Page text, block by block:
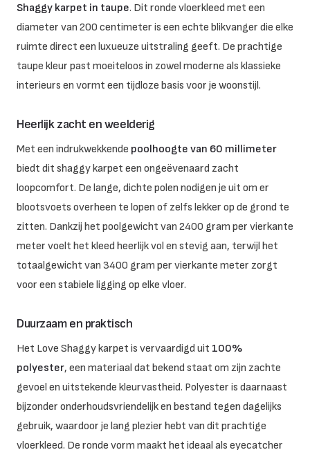
Shaggy karpet in taupe. Dit ronde vloerkleed met een
diameter van 200 centimeter is een echte blikvanger die elke
ruimte direct een luxueuze uitstraling geeft. De prachtige
taupe kleur past moeiteloos in zowel moderne als klassieke
interieurs en vormt een tijdloze basis voor je woonstijl.
Heerlijk zacht en weelderig
Met een indrukwekkende poolhoogte van 60 millimeter
biedt dit shaggy karpet een ongeëvenaard zacht
loopcomfort. De lange, dichte polen nodigen je uit om er
blootsvoets overheen te lopen of zelfs lekker op de grond te
zitten. Dankzij het poolgewicht van 2400 gram per vierkante
meter voelt het kleed heerlijk vol en stevig aan, terwijl het
totaalgewicht van 3400 gram per vierkante meter zorgt
voor een stabiele ligging op elke vloer.
Duurzaam en praktisch
Het Love Shaggy karpet is vervaardigd uit 100%
polyester, een materiaal dat bekend staat om zijn zachte
gevoel en uitstekende kleurvastheid. Polyester is daarnaast
bijzonder onderhoudsvriendelijk en bestand tegen dagelijks
gebruik, waardoor je lang plezier hebt van dit prachtige
vloerkleed. De ronde vorm maakt het ideaal als eyecatcher